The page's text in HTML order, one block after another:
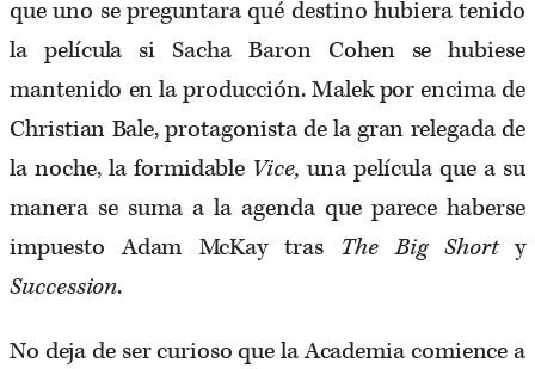
que uno se preguntara qué destino hubiera tenido
la película si Sacha Baron Cohen se hubiese
mantenido en la producción. Malek por encima de
Christian Bale, protagonista de la gran relegada de
la noche, la formidable Vice,una película que a su
manera se suma a la agenda que parece haberse
impuesto Adam McKay tras The Big Shorty
Succession.
No deja de ser curioso que la Academia comience a